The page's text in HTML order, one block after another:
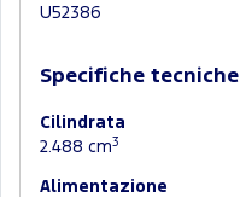
U52386
Specifiche tecniche
Cilindrata
2.488 cm3
Alimentazione